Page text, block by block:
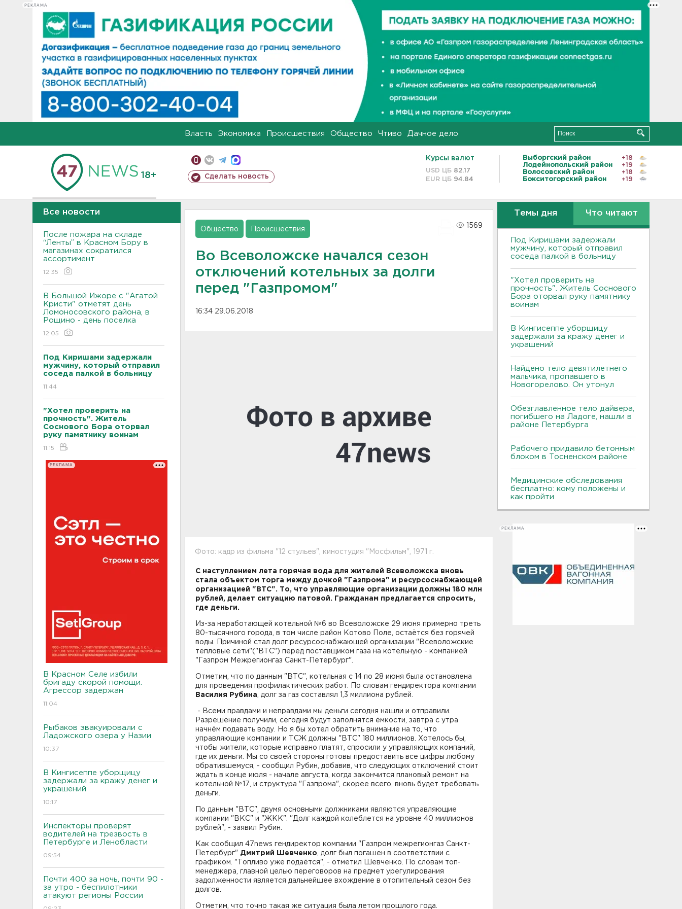
РЕКЛАМА
Власть Экономика Происшествия Общество Чтиво Дачное дело
18+ Сделать новость
Курсы валют
USD ЦБ 82.17
EUR ЦБ 94.84
Выборгский район
+18
Лодейнопольский район
+19
Волосовский район
+18
Бокситогорский район
+19
Все новости
После пожара на складе
“Ленты” в Красном Бору в
магазинах сократился
ассортимент
12:35
В Большой Ижоре с "Агатой
Кристи" отметят день
Ломоносовского района, в
Рощино - день поселка
12:05
Под Киришами задержали
мужчину, который отправил
соседа палкой в больницу
11:44
"Хотел проверить на
прочность". Житель
Соснового Бора оторвал
руку памятнику воинам
11:15
РЕКЛАМА
В Красном Селе избили
бригаду скорой помощи.
Агрессор задержан
11:04
Рыбаков эвакуировали с
Ладожского озера у Назии
10:37
В Кингисеппе уборщицу
задержали за кражу денег и
украшений
10:17
Инспекторы проверят
водителей на трезвость в
Петербурге и Ленобласти
09:54
Почти 400 за ночь, почти 90 -
за утро - беспилотники
атакуют регионы России
Общество Происшествия
1569
Во Всеволожске начался сезон
отключений котельных за долги
перед "Газпромом"
16:34 29.06.2018
Фото: кадр из фильма "12 стульев", киностудия "Мосфильм", 1971 г.
С наступлением лета горячая вода для жителей Всеволожска вновь
стала объектом торга между дочкой "Газпрома" и ресурсоснабжающей
организацией "ВТС". То, что управляющие организации должны 180 млн
рублей, делает ситуацию патовой. Гражданам предлагается спросить,
где деньги.
Из-за неработающей котельной №6 во Всеволожске 29 июня примерно треть
80-тысячного города, в том числе район Котово Поле, остаётся без горячей
воды. Причиной стал долг ресурсоснабжающей организации "Всеволожские
тепловые сети"("ВТС") перед поставщиком газа на котельную - компанией
"Газпром Межрегионгаз Санкт-Петербург".
Отметим, что по данным "ВТС", котельная с 14 по 28 июня была остановлена
для проведения профилактических работ. По словам гендиректора компании
Василия Рубина , долг за газ составлял 1,3 миллиона рублей.
- Всеми правдами и неправдами мы деньги сегодня нашли и отправили.
Разрешение получили, сегодня будут заполнятся ёмкости, завтра с утра
начнём подавать воду. Но я бы хотел обратить внимание на то, что
управляющие компании и ТСЖ должны "ВТС" 180 миллионов. Хотелось бы,
чтобы жители, которые исправно платят, спросили у управляющих компаний,
где их деньги. Мы со своей стороны готовы предоставить все цифры любому
обратившемуся, - сообщил Рубин, добавив, что следующих отключений стоит
ждать в конце июля - начале августа, когда закончится плановый ремонт на
котельной №17, и структура "Газпрома", скорее всего, вновь будет требовать
деньги.
По данным "ВТС", двумя основными должниками являются управляющие
компании "ВКС" и "ЖКК". "Долг каждой колеблется на уровне 40 миллионов
рублей", - заявил Рубин.
Как сообщил 47news гендиректор компании "Газпром межрегионгаз Санкт-
Петербург" Дмитрий Шевченко , долг был погашен в соответствии с
графиком. "Топливо уже подаётся", - отметил Шевченко. По словам топ-
менеджера, главной целью переговоров на предмет урегулирования
задолженности является дальнейшее вхождение в отопительный сезон без
долгов.
Отметим, что точно такая же ситуация была летом прошлого года.
Темы дня Что читают
Под Киришами задержали
мужчину, который отправил
соседа палкой в больницу
"Хотел проверить на
прочность". Житель Соснового
Бора оторвал руку памятнику
воинам
В Кингисеппе уборщицу
задержали за кражу денег и
украшений
Найдено тело девятилетнего
мальчика, пропавшего в
Новогорелово. Он утонул
Обезглавленное тело дайвера,
погибшего на Ладоге, нашли в
районе Петербурга
Рабочего придавило бетонным
блоком в Тосненском районе
Медицинские обследования
бесплатно: кому положены и
как пройти
РЕКЛАМА